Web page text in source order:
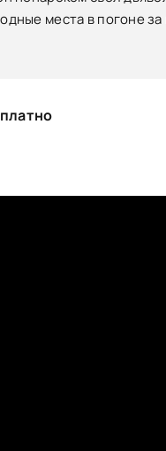
места в погоне